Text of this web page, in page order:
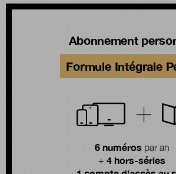
Abonnement
Formule Intégrale
6 numérospar an
+ 4 hors-séries